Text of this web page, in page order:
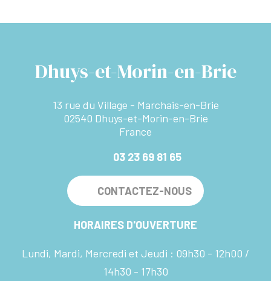
Dhuys-et-Morin-en-Brie
13 rue du Village - Marchais-en-Brie
02540 Dhuys-et-Morin-en-Brie
France
03 23 69 81 65
CONTACTEZ-NOUS
HORAIRES D'OUVERTURE
Lundi, Mardi, Mercredi et Jeudi : 09h30 - 12h00
14h30 - 17h30